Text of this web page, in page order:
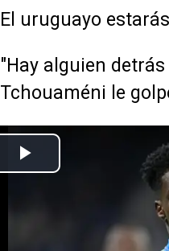
El uruguayo
"Hay alguien
Tchouaméni le
Europa Press Deportes
Actualizado: viernes, 8 mayo 2026 10:07
El uruguayo estarás